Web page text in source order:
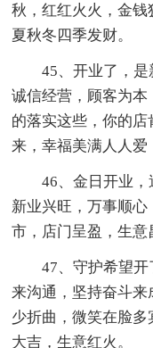
秋，红红火火，金
夏秋冬四季发财。
45、开业了，是
诚信经营，顾客为
的落实这些，你的
来，幸福美满人人爱
46、金日开业，
新业兴旺，万事顺
市，店门呈盈，生意
47、守护希望
来沟通，坚持奋斗
少折曲，微笑在脸
大吉，生意红火。